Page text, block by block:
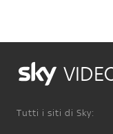
Tutti i siti di Sky: